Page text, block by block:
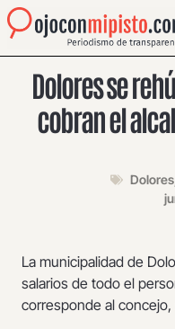
Dolores se
cobran el
Dolores
La municipalidad de
salarios de todo el
corresponde al